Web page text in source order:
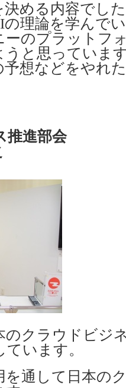
める内容でし
の理論を学んで
のプラットフ
うと思っていま
予想などをやれ
推進部会
のクラウドビジ
います。
を通して日本の